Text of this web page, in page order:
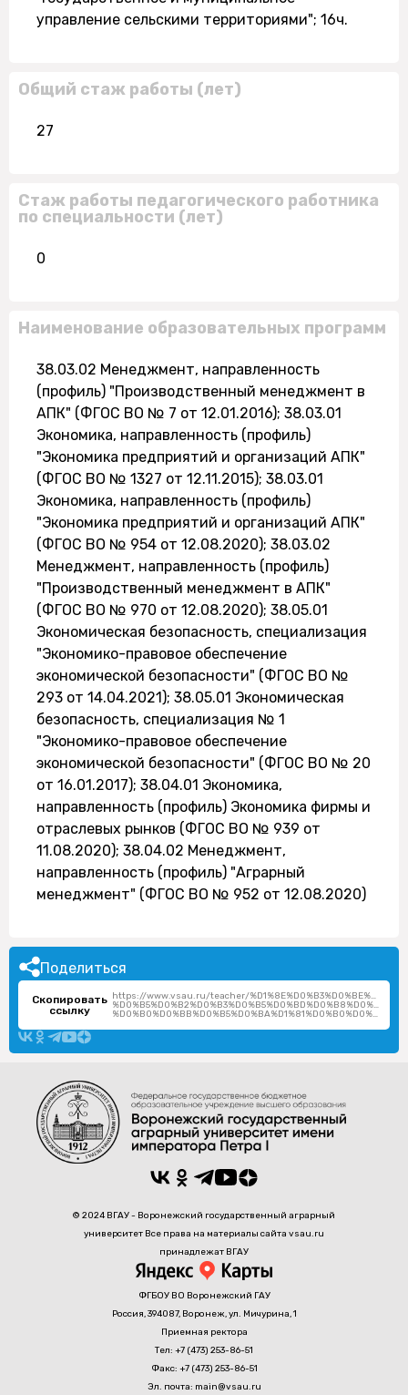
управление сельскими территориями"; 16ч.
Общий стаж работы (лет)
27
Стаж работы педагогического работника
по специальности (лет)
0
Наименование образовательных программ
38.03.02 Менеджмент, направленность
(профиль) "Производственный менеджмент в
АПК" (ФГОС ВО № 7 от 12.01.2016); 38.03.01
Экономика, направленность (профиль)
"Экономика предприятий и организаций АПК"
(ФГОС ВО № 1327 от 12.11.2015); 38.03.01
Экономика, направленность (профиль)
"Экономика предприятий и организаций АПК"
(ФГОС ВО № 954 от 12.08.2020); 38.03.02
Менеджмент, направленность (профиль)
"Производственный менеджмент в АПК"
(ФГОС ВО № 970 от 12.08.2020); 38.05.01
Экономическая безопасность, специализация
"Экономико-правовое обеспечение
экономической безопасности" (ФГОС ВО №
293 от 14.04.2021); 38.05.01 Экономическая
безопасность, специализация № 1
"Экономико-правовое обеспечение
экономической безопасности" (ФГОС ВО № 20
от 16.01.2017); 38.04.01 Экономика,
направленность (профиль) Экономика фирмы и
отраслевых рынков (ФГОС ВО № 939 от
11.08.2020); 38.04.02 Менеджмент,
направленность (профиль) "Аграрный
менеджмент" (ФГОС ВО № 952 от 12.08.2020)
Поделиться
Скопировать
ссылку
https://www.vsau.ru/teacher/%D1%8E%D0%B3%D0%BE%D0%B2-
%D0%B5%D0%B2%D0%B3%D0%B5%D0%BD%D0%B8%D0%B9-
%D0%B0%D0%BB%D0%B5%D0%BA%D1%81%D0%B0%D0%BD%D0%B4%D1%80%D0%BE%D0%B2%D0%B8%D1%87/
© 2024 ВГАУ - Воронежский государственный аграрный
университет Все права на материалы сайта vsau.ru
принадлежат ВГАУ
ФГБОУ ВО Воронежский ГАУ
Россия, 394087, Воронеж, ул. Мичурина, 1
Приемная ректора
Тел: +7 (473) 253-86-51
Факс: +7 (473) 253-86-51
Эл. почта: main@vsau.ru